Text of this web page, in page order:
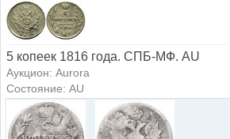
5 копеек 1816 года. СПБ-МФ. AU
Аукцион: Aurora
Состояние: AU